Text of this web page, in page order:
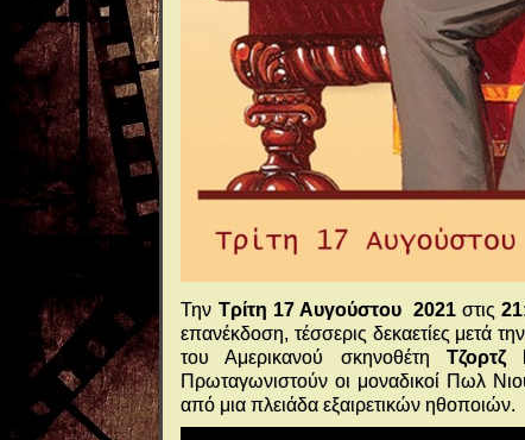
Την Τρίτη 17 Αυγούστου 2021 στις
επανέκδοση, τέσσερις δεκαετίες μετά
του Αμερικανού σκηνοθέτη Τζορτζ
Πρωταγωνιστούν οι μοναδικοί Πωλ
από μια πλειάδα εξαιρετικών ηθοποιών.